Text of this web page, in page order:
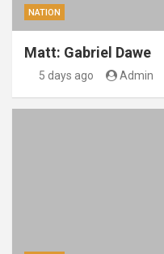
NATION
Matt: Gabriel Dawe
5 days ago Admin